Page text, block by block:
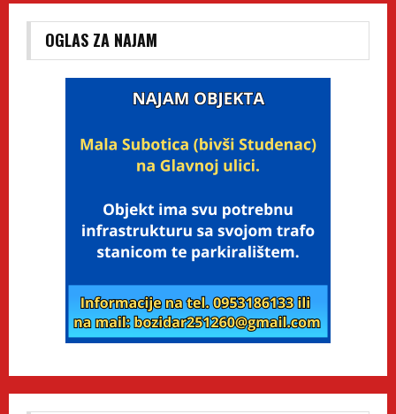
OGLAS ZA NAJAM